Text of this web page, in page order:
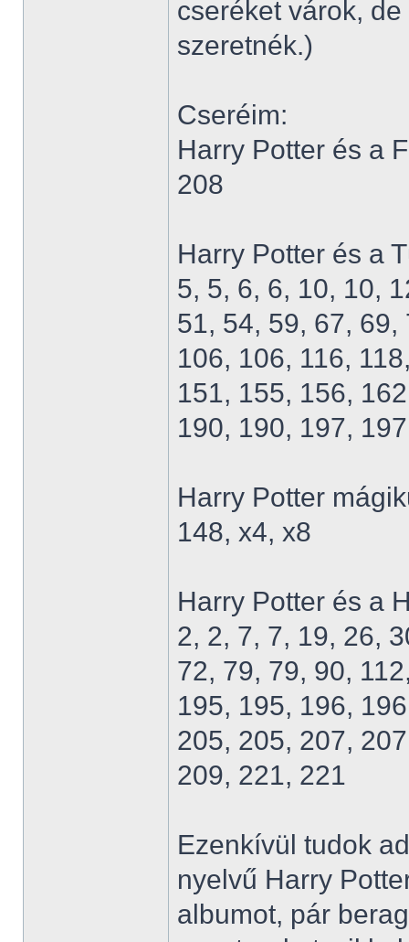
cseréket várok,
szeretnék.)
Cseréim:
Harry Potter és a
208
Harry Potter és a
5, 5, 6, 6, 10, 10,
51, 54, 59, 67,
106, 106, 116,
151, 155, 156,
190, 190, 197,
Harry Potter
148, x4, x8
Harry Potter és a
2, 2, 7, 7, 19, 26,
72, 79, 79, 90,
195, 195, 196,
205, 205, 207,
209, 221, 221
Ezenkívül tudok
nyelvű Harry
albumot, pár